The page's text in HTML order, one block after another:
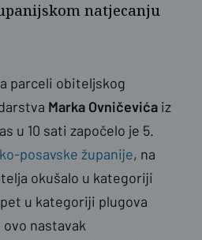
natjecanju
parceli obiteljskog
Marka Ovničevića iz
u 10 sati započelo je 5.
posavske županije, na
okušalo u kategoriji
u kategoriji plugova
nastavak